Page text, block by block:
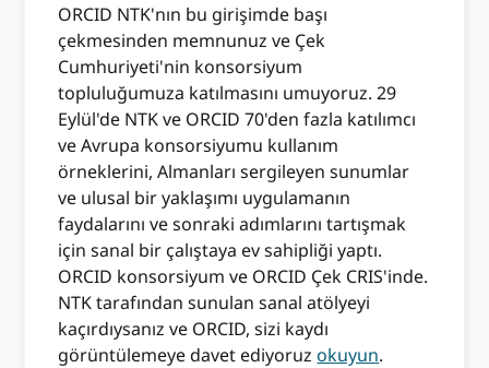
ORCID NTK'nın bu girişimde başı
çekmesinden memnunuz ve Çek
Cumhuriyeti'nin konsorsiyum
topluluğumuza katılmasını umuyoruz. 29
Eylül'de NTK ve ORCID 70'den fazla katılımcı
ve Avrupa konsorsiyumu kullanım
örneklerini, Almanları sergileyen sunumlar
ve ulusal bir yaklaşımı uygulamanın
faydalarını ve sonraki adımlarını tartışmak
için sanal bir çalıştaya ev sahipliği yaptı.
ORCID konsorsiyum ve ORCID Çek CRIS'inde.
NTK tarafından sunulan sanal atölyeyi
kaçırdıysanız ve ORCID, sizi kaydı
görüntülemeye davet ediyoruzokuyun.